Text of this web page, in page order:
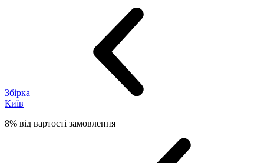
Збірка
Київ
8% від вартості замовлення